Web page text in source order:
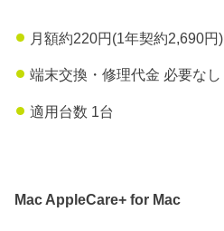
月額約220円(1年契約2,690円)
端末交換・修理代金 必要なし
適用台数 1台
Mac AppleCare+ for Mac